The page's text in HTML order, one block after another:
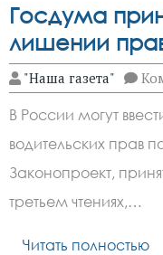
Госдума
лишении
"Наша газета"
В России могут
водительских прав
Законопроект,
третьем чтениях,…
Читать полностью